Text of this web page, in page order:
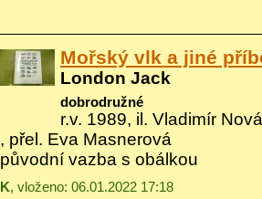
Mořský vlk a jiné
London Jack
dobrodružné
r.v. 1989, il. Vladimír
, přel. Eva Masnerová
původní vazba s obálkou
K, vloženo: 06.01.2022 17:18